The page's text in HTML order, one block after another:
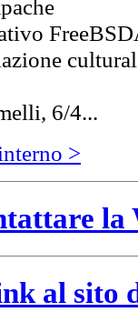
6/4...
>
al sito